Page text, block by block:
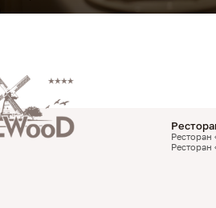
Ресторан
Ресторан